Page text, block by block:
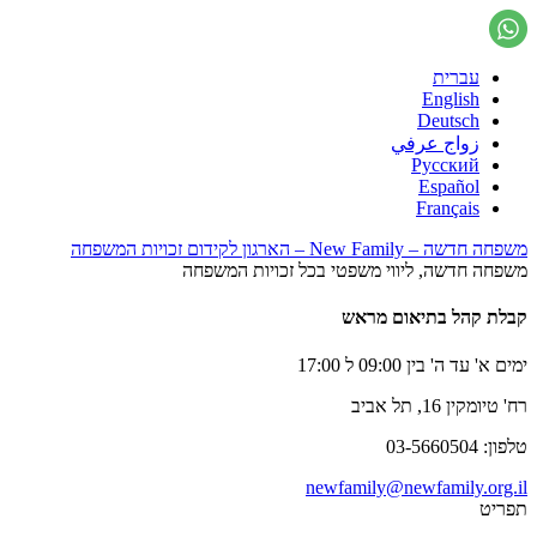
עברית
English
Deutsch
زواج عرفي
Русский
Español
Français
משפחה חדשה – New Family – הארגון לקידום זכויות המשפחה
משפחה חדשה, ליווי משפטי בכל זכויות המשפחה
קבלת קהל בתיאום מראש
ימים א' עד ה' בין 09:00 ל 17:00
רח' טיומקין 16, תל אביב
טלפון: 03-5660504
newfamily@newfamily.org.il
תפריט